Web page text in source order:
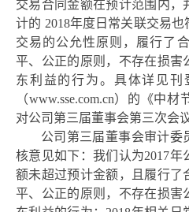
交易合同金额在预计范围内，
计的 2018年度日常关联交易
交易的公允性原则，履行了
平、公正的原则，不存在损害
东利益的行为。具体详见
（www.sse.com.cn）的《中材
对公司第三届董事会第三次会
公司第三届董事会审计委
核意见如下：我们认为2017年
额未超过预计金额，且履行了
平、公正的原则，不存在损害